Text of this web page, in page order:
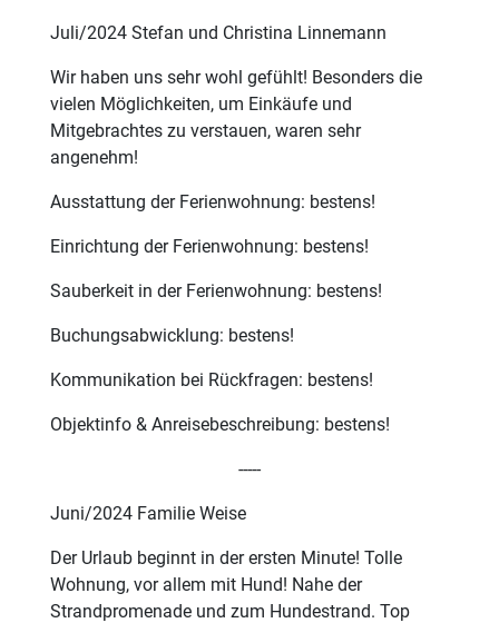
Juli/2024 Stefan und Christina Linnemann
Wir haben uns sehr wohl gefühlt! Besonders die
vielen Möglichkeiten, um Einkäufe und
Mitgebrachtes zu verstauen, waren sehr
angenehm!
Ausstattung der Ferienwohnung: bestens!
Einrichtung der Ferienwohnung: bestens!
Sauberkeit in der Ferienwohnung: bestens!
Buchungsabwicklung: bestens!
Kommunikation bei Rückfragen: bestens!
Objektinfo & Anreisebeschreibung: bestens!
-----
Juni/2024 Familie Weise
Der Urlaub beginnt in der ersten Minute! Tolle
Wohnung, vor allem mit Hund! Nahe der
Strandpromenade und zum Hundestrand. Top